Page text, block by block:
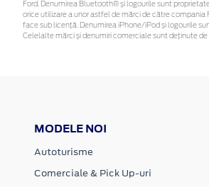
Ford. Denumirea Bluetooth® și logourile sunt
orice utilizare a unor astfel de mărci de către compania
face sub licență. Denumirea iPhone/iPod și logourile
Celelalte mărci și denumiri comerciale sunt deținute de
MODELE NOI
Autoturisme
Comerciale & Pick Up-uri